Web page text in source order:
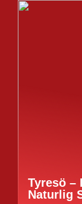
Tyresö –
Naturlig